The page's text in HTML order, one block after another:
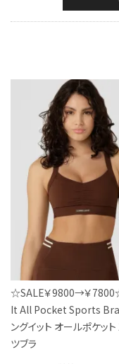
☆SALE￥9800→￥
It All Pocket Sports Bra
ングイット オールポケッ
ツブラ